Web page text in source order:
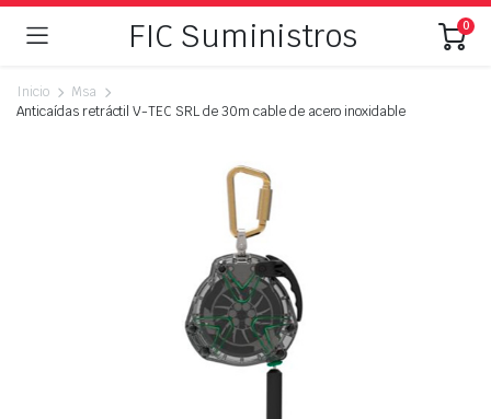
FIC Suministros 0
Inicio
Msa
Anticaídas retráctil V-TEC SRL de 30m cable de acero inoxidable